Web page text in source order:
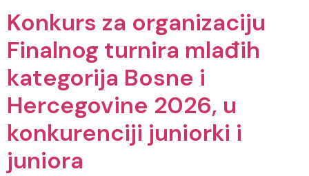
Konkurs za organizaciju
Finalnog turnira mlađih
kategorija Bosne i
Hercegovine 2026, u
konkurenciji juniorki i
juniora